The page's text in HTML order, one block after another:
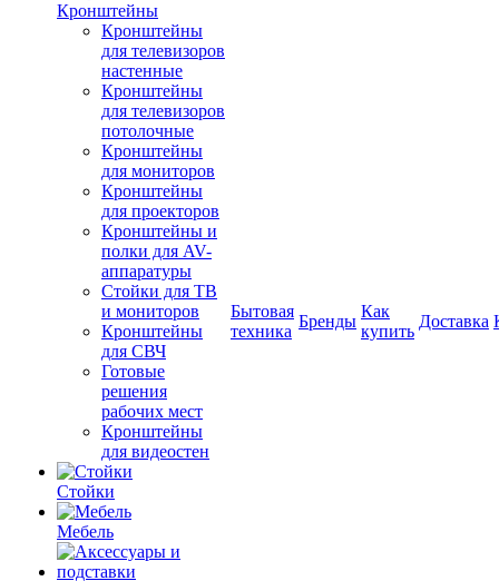
Кронштейны
Кронштейны
для телевизоров
настенные
Кронштейны
для телевизоров
потолочные
Кронштейны
для мониторов
Кронштейны
для проекторов
Кронштейны и
полки для AV-
аппаратуры
Стойки для ТВ
и мониторов
Кронштейны
для СВЧ
Готовые
решения
рабочих мест
Кронштейны
для видеостен
Стойки
Мебель
Бытовая
техника
Бренды
Как
купить
Доставка